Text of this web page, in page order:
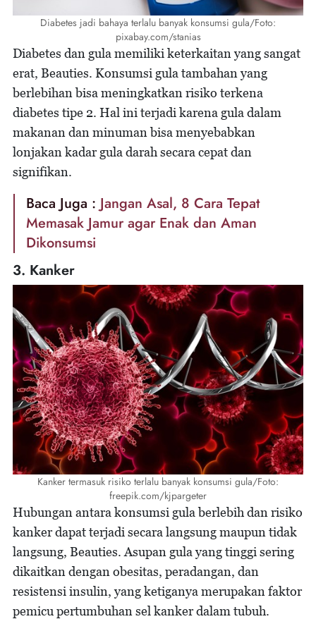
Diabetes jadi bahaya terlalu banyak konsumsi gula/Foto:
pixabay.com/stanias
Diabetes dan gula memiliki keterkaitan yang sangat
erat, Beauties. Konsumsi gula tambahan yang
berlebihan bisa meningkatkan risiko terkena
diabetes tipe 2. Hal ini terjadi karena gula dalam
makanan dan minuman bisa menyebabkan
lonjakan kadar gula darah secara cepat dan
signifikan.
Baca Juga : Jangan Asal, 8 Cara Tepat
Memasak Jamur agar Enak dan Aman
Dikonsumsi
3. Kanker
Kanker termasuk risiko terlalu banyak konsumsi gula/Foto:
freepik.com/kjpargeter
Hubungan antara konsumsi gula berlebih dan risiko
kanker dapat terjadi secara langsung maupun tidak
langsung, Beauties. Asupan gula yang tinggi sering
dikaitkan dengan obesitas, peradangan, dan
resistensi insulin, yang ketiganya merupakan faktor
pemicu pertumbuhan sel kanker dalam tubuh.